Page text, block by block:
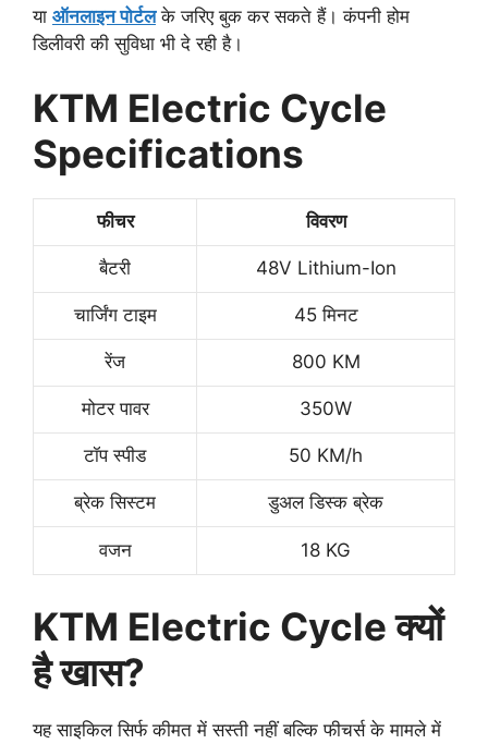
या ऑनलाइन पोर्टलके जरिए बुक कर सकते हैं। कंपनी होम
डिलीवरी की सुविधा भी दे रही है।
KTM Electric Cycle
Specifications
फीचर विवरण
बैटरी 48V Lithium-Ion
चार्जिंग टाइम 45 मिनट
रेंज 800 KM
मोटर पावर 350W
टॉप स्पीड 50 KM/h
ब्रेक सिस्टम डुअल डिस्क ब्रेक
वजन 18 KG
KTM Electric Cycle क्यों
है खास?
यह साइकिल सिर्फ कीमत में सस्ती नहीं बल्कि फीचर्स के मामले में